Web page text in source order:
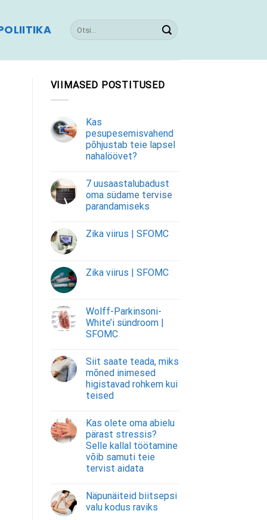
VIIMASED POSTITUSED
Kas
pesupesemisvahend
põhjustab teie lapsel
nahalöövet?
7 uusaastalubadust
oma südame tervise
parandamiseks
Zika viirus | SFOMC
Zika viirus | SFOMC
Wolff-Parkinsoni-
White’i sündroom |
SFOMC
Siit saate teada, miks
mõned inimesed
higistavad rohkem kui
teised
Kas olete oma abielu
pärast stressis?
Selle kallal töötamine
võib samuti teie
tervist aidata
Näpunäiteid biitsepsi
valu kodus raviks